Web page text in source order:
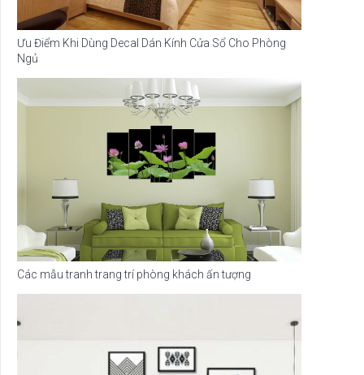
Ưu Điểm Khi Dùng Decal Dán Kính Cửa Sổ Cho Phòng
Ngủ
Các mẫu tranh trang trí phòng khách ấn tượng